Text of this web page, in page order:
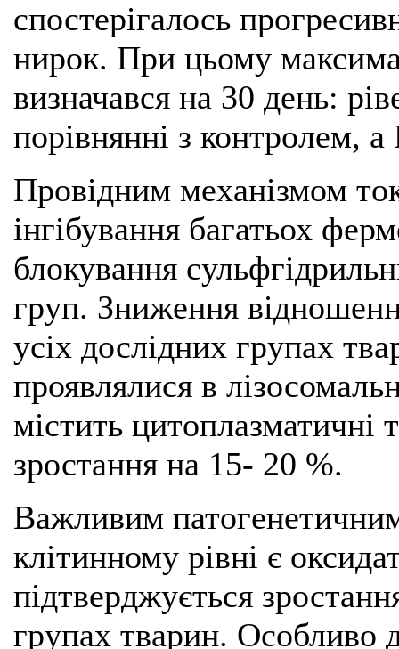
спостерігалось
нирок. При цьому
визначався на 30 день:
порівнянні з контролем,
Провідним механізмом
інгібування багатьох
блокування
груп. Зниження
усіх дослідних групах
проявлялися в
містить
зростання на 15- 20 %.
Важливим
клітинному рівні є
підтверджується
групах тварин. Особливо